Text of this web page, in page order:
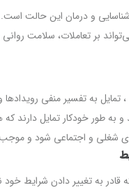
و درمان این حالت
بر تعاملات، سلامت
به تفسیر منفی
به طور خودکار تمایل دارند
شغلی و اجتماعی شود و
قادر به تغییر دادن شرایط